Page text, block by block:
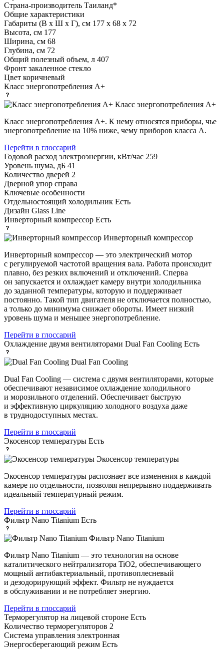
Страна-производитель Таиланд*
Общие характеристики
Габариты (В х Ш х Г), см 177 х 68 х 72
Высота, см 177
Ширина, см 68
Глубина, см 72
Общий полезный объем, л 407
Фронт закаленное стекло
Цвет коричневый
Класс энергопотребления A+
Класс энергопотребления А+
Класс энергопотребления А+. К нему относятся приборы, чье
энергопотребление на 10% ниже, чему приборов класса А.
Перейти в глоссарий
Годовой расход электроэнергии, кВт/час 259
Уровень шума, дБ 41
Количество дверей 2
Дверной упор справа
Ключевые особенности
Отдельностоящий холодильник Есть
Дизайн Glass Line
Инверторный компрессор Есть
Инверторный компрессор
Инверторный компрессор — это электрический мотор
с регулируемой частотой вращения вала. Работа происходит
плавно, без резких включений и отключений. Сперва
он запускается и охлаждает камеру внутри холодильника
до заданной температуры, которую и поддерживает
постоянно. Такой тип двигателя не отключается полностью,
а только до минимума снижает обороты. Имеет низкий
уровень шума и меньшее энергопотребление.
Перейти в глоссарий
Охлаждение двумя вентиляторами Dual Fan Cooling Есть
Dual Fan Cooling
Dual Fan Cooling — система с двумя вентиляторами, которые
обеспечивают независимое охлаждение холодильного
и морозильного отделений. Обеспечивает быструю
и эффективную циркуляцию холодного воздуха даже
в труднодоступных местах.
Перейти в глоссарий
Экосенсор температуры Есть
Экосенсор температуры
Экосенсор температуры распознает все изменения в каждой
камере по отдельности, позволяя непрерывно поддерживать
идеальный температурный режим.
Перейти в глоссарий
Фильтр Nano Titanium Есть
Фильтр Nano Titanium
Фильтр Nano Titanium — это технология на основе
каталитического нейтрализатора TiO2, обеспечивающего
мощный антибактериальный, противоплесневый
и дезодорирующий эффект. Фильтр не нуждается
в обслуживании и не потребляет энергию.
Перейти в глоссарий
Терморегулятор на лицевой стороне Есть
Количество терморегуляторов 2
Система управления электронная
Энергосберегающий режим Есть